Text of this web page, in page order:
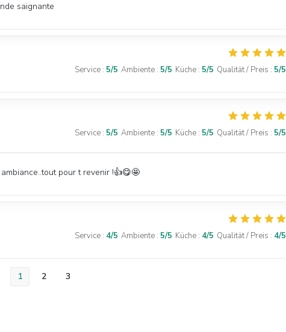
saignante
Service : 5/5 Ambiente : 5/5 Küche : 5/5 Qualität / Preis : 5/5
Service : 5/5 Ambiente : 5/5 Küche : 5/5 Qualität / Preis : 5/5
pour t revenir !👍😋🤩
Service : 4/5 Ambiente : 5/5 Küche : 4/5 Qualität / Preis : 4/5
1 2 3